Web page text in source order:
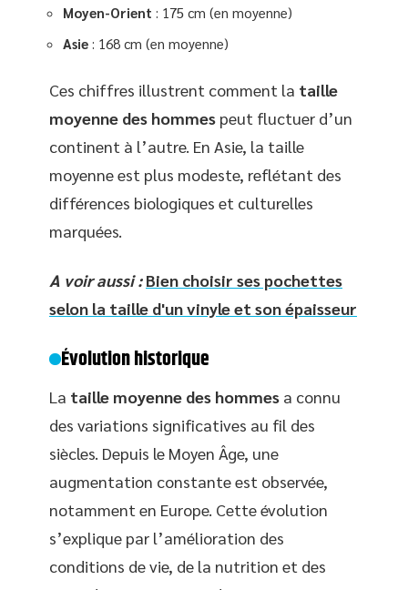
Moyen-Orient : 175 cm (en moyenne)
Asie : 168 cm (en moyenne)
Ces chiffres illustrent comment la taille
moyenne des hommes peut fluctuer d’un
continent à l’autre. En Asie, la taille
moyenne est plus modeste, reflétant des
différences biologiques et culturelles
marquées.
A voir aussi : Bien choisir ses pochettes
selon la taille d'un vinyle et son épaisseur
Évolution historique
La taille moyenne des hommes a connu
des variations significatives au fil des
siècles. Depuis le Moyen Âge, une
augmentation constante est observée,
notamment en Europe. Cette évolution
s’explique par l’amélioration des
conditions de vie, de la nutrition et des